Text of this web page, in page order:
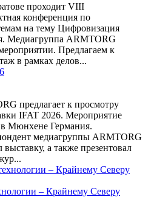
проходит VIII
конференция по
на тему Цифровизация
Медиагруппа ARMTORG
Предлагаем к
в рамках делов...
предлагает к просмотру
IFAT 2026. Мероприятие
в Мюнхене Германия.
медиагруппы ARMTORG
а также презентовал
– Крайнему Северу